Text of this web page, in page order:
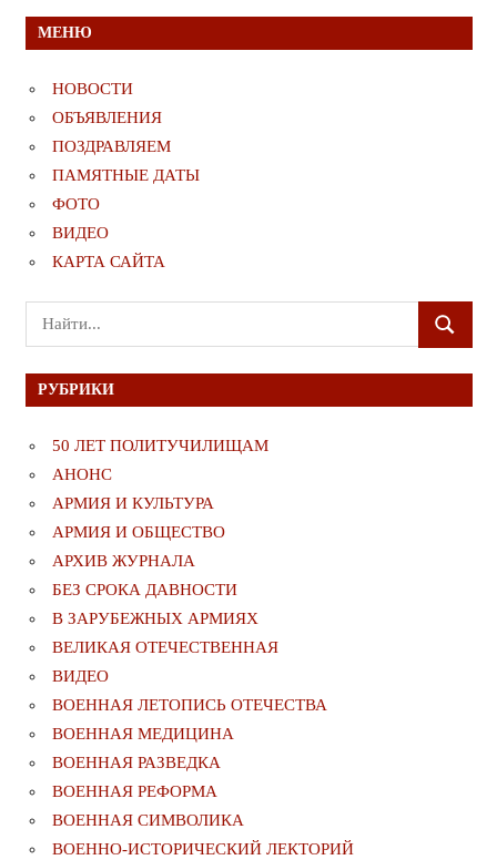
МЕНЮ
НОВОСТИ
ОБЪЯВЛЕНИЯ
ПОЗДРАВЛЯЕМ
ПАМЯТНЫЕ ДАТЫ
ФОТО
ВИДЕО
КАРТА САЙТА
Поиск
для:
ПОИСК
РУБРИКИ
50 ЛЕТ ПОЛИТУЧИЛИЩАМ
АНОНС
АРМИЯ И КУЛЬТУРА
АРМИЯ И ОБЩЕСТВО
АРХИВ ЖУРНАЛА
БЕЗ СРОКА ДАВНОСТИ
В ЗАРУБЕЖНЫХ АРМИЯХ
ВЕЛИКАЯ ОТЕЧЕСТВЕННАЯ
ВИДЕО
ВОЕННАЯ ЛЕТОПИСЬ ОТЕЧЕСТВА
ВОЕННАЯ МЕДИЦИНА
ВОЕННАЯ РАЗВЕДКА
ВОЕННАЯ РЕФОРМА
ВОЕННАЯ СИМВОЛИКА
ВОЕННО-ИСТОРИЧЕСКИЙ ЛЕКТОРИЙ